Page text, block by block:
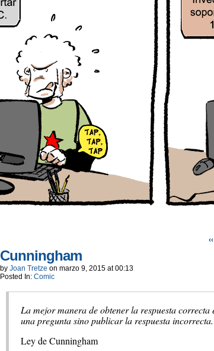
Cunningham
by Joan Tretze on marzo 9, 2015 at00:13
Posted In: Comic
La mejor manera de obtener la respuesta correcta
una pregunta sino publicar la respuesta incorrecta.
Ley de Cunningham